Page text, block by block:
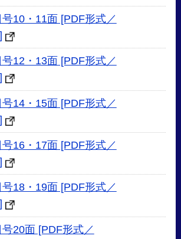
10・11面 [PDF形式／
12・13面 [PDF形式／
14・15面 [PDF形式／
16・17面 [PDF形式／
18・19面 [PDF形式／
20面 [PDF形式／